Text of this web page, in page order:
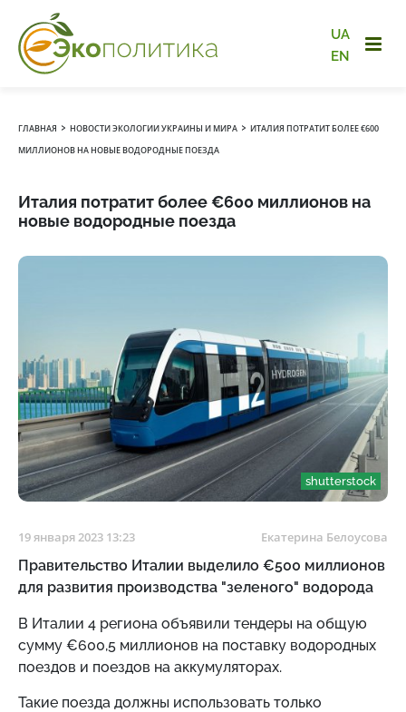
UA
EN
ГЛАВНАЯ › НОВОСТИ ЭКОЛОГИИ УКРАИНЫ И МИРА › ИТАЛИЯ ПОТРАТИТ БОЛЕЕ €600
МИЛЛИОНОВ НА НОВЫЕ ВОДОРОДНЫЕ ПОЕЗДА
Италия потратит более €600 миллионов на
новые водородные поезда
shutterstock
19 января 2023 13:23 Екатерина Белоусова
Правительство Италии выделило €500 миллионов
для развития производства "зеленого" водорода
В Италии 4 региона объявили тендеры на общую
сумму €600,5 миллионов на поставку водородных
поездов и поездов на аккумуляторах.
Такие поезда должны использовать только